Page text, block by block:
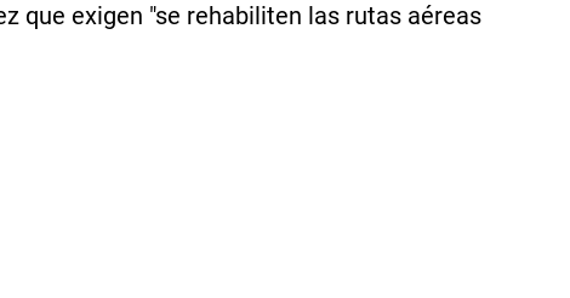
que exigen "se rehabiliten las rutas aéreas